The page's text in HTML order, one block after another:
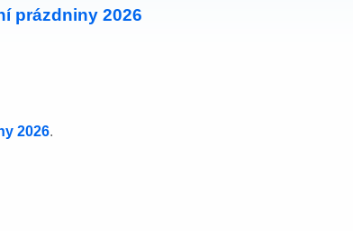
prázdniny 2026
2026.